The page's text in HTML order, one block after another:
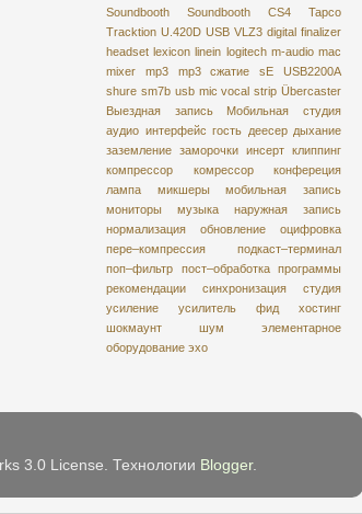
Soundbooth
Soundbooth CS4
Tapco
Tracktion U.420D USB VLZ3 digital finalizer
headset lexicon linein logitech m-audio mac
mixer
mp3 mp3 сжатие
sE USB2200A
shure sm7b usb mic vocal strip Übercaster
Выездная запись
Мобильная студия
аудио интерфейс гость деесер дыхание
заземление заморочки инсерт клиппинг
компрессор
комрессор
конфереция
лампа
микшеры
мобильная запись
мониторы
музыка
наружная запись
нормализация
обновление
оцифровкa
пере–компрессия
подкаст–терминал
поп–фильтр
пост–обработка
программы
рекомендации
синхронизация
студия
усиление
усилитель фид
хостинг
шокмаунт
шум
элементарное
оборудование эхо
3.0 License. Технологии Blogger.